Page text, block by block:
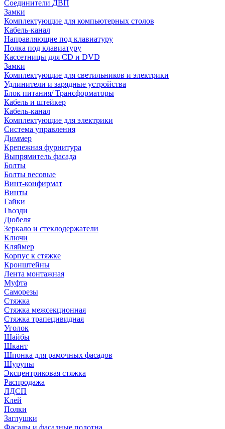
Соединители ДВП
Замки
Комплектующие для компьютерных столов
Кабель-канал
Направляющие под клавиатуру
Полка под клавиатуру
Кассетницы для CD и DVD
Замки
Комплектующие для светильников и электрики
Удлинители и зарядные устройства
Блок питания/ Трансформаторы
Кабель и штейкер
Кабель-канал
Комплектующие для электрики
Система управления
Диммер
Крепежная фурнитура
Выпрямитель фасада
Болты
Болты весовые
Винт-конфирмат
Винты
Гайки
Гвозди
Дюбеля
Зеркало и стеклодержатели
Ключи
Кляймер
Корпус к стяжке
Кронштейны
Лента монтажная
Муфта
Саморезы
Стяжка
Стяжка межсекционная
Стяжка трапецивидная
Уголок
Шайбы
Шкант
Шпонка для рамочных фасадов
Шурупы
Эксцентриковая стяжка
Распродажа
ЛДСП
Клей
Полки
Заглушки
Фасады и фасадные полотна